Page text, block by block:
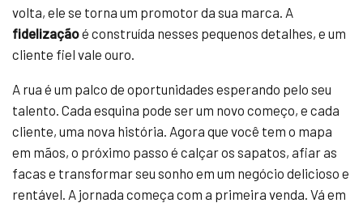
volta, ele se torna um promotor da sua marca. A
fidelizaçãoé construída nesses pequenos detalhes, e um
cliente fiel vale ouro.
A rua é um palco de oportunidades esperando pelo seu
talento. Cada esquina pode ser um novo começo, e cada
cliente, uma nova história. Agora que você tem o mapa
em mãos, o próximo passo é calçar os sapatos, afiar as
facas e transformar seu sonho em um negócio delicioso e
rentável. A jornada começa com a primeira venda. Vá em